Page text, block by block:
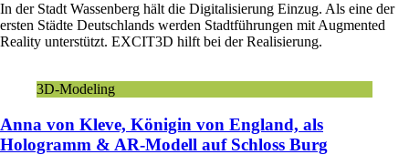
In der Stadt Wassenberg hält die Digitalisierung Einzug. Als eine der
ersten Städte Deutschlands werden Stadtführungen mit Augmented
Reality unterstützt. EXCIT3D hilft bei der Realisierung.
3D-Modeling
Anna von Kleve, Königin von England, als
Hologramm & AR-Modell auf Schloss Burg